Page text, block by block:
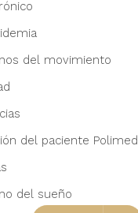
del movimiento
del paciente
del sueño